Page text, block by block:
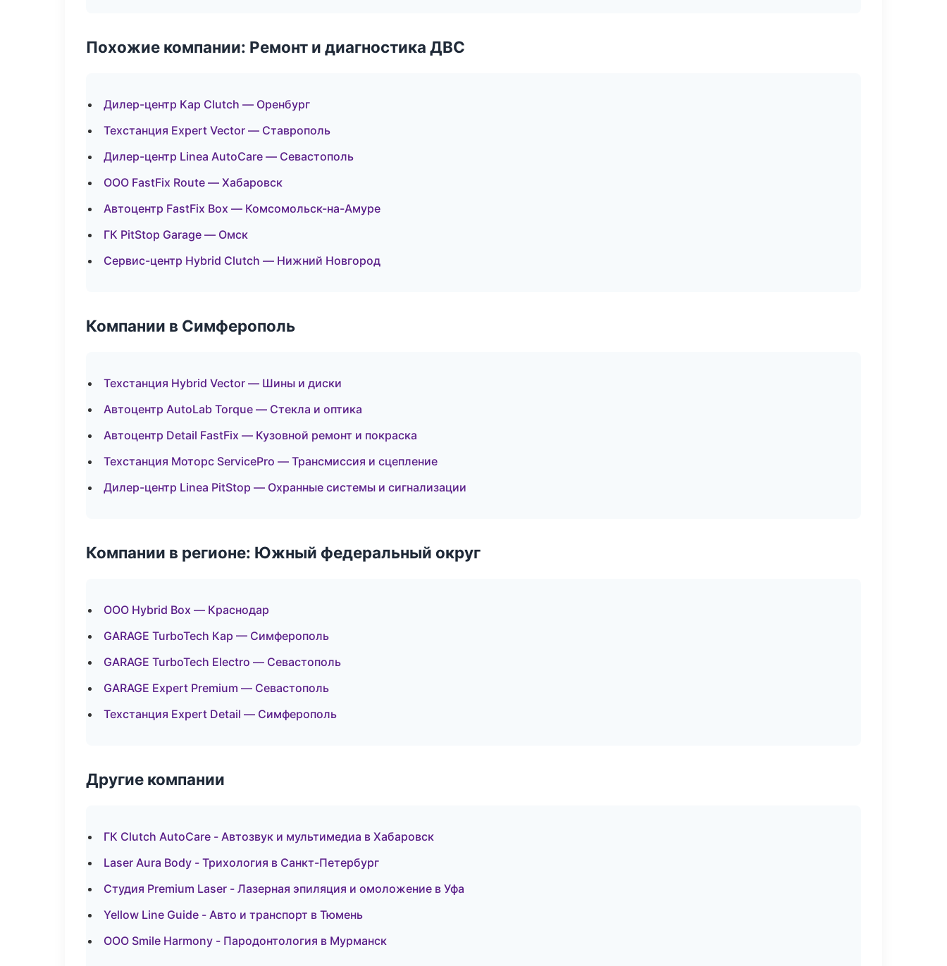
Похожие компании: Ремонт и диагностика ДВС
Дилер-центр Кар Clutch — Оренбург
Техстанция Expert Vector — Ставрополь
Дилер-центр Linea AutoCare — Севастополь
ООО FastFix Route — Хабаровск
Автоцентр FastFix Box — Комсомольск-на-Амуре
ГК PitStop Garage — Омск
Сервис-центр Hybrid Clutch — Нижний Новгород
Компании в Симферополь
Техстанция Hybrid Vector — Шины и диски
Автоцентр AutoLab Torque — Стекла и оптика
Автоцентр Detail FastFix — Кузовной ремонт и покраска
Техстанция Моторс ServicePro — Трансмиссия и сцепление
Дилер-центр Linea PitStop — Охранные системы и сигнализации
Компании в регионе: Южный федеральный округ
ООО Hybrid Box — Краснодар
GARAGE TurboTech Кар — Симферополь
GARAGE TurboTech Electro — Севастополь
GARAGE Expert Premium — Севастополь
Техстанция Expert Detail — Симферополь
Другие компании
ГК Clutch AutoCare - Автозвук и мультимедиа в Хабаровск
Laser Aura Body - Трихология в Санкт-Петербург
Студия Premium Laser - Лазерная эпиляция и омоложение в Уфа
Yellow Line Guide - Авто и транспорт в Тюмень
ООО Smile Harmony - Пародонтология в Мурманск